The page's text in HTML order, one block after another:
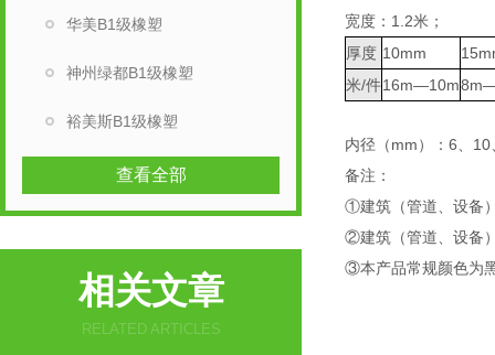
华美B1级橡塑
神州绿都B1级橡塑
裕美斯B1级橡塑
查看全部
相关文章
RELATED ARTICLES
宽度：1.2米；
厚度 10mm
米/件16m—10m
内径（mm）：6、
备注：
①建筑（管道、设备
②建筑（管道、设备
③本产品常规颜色为